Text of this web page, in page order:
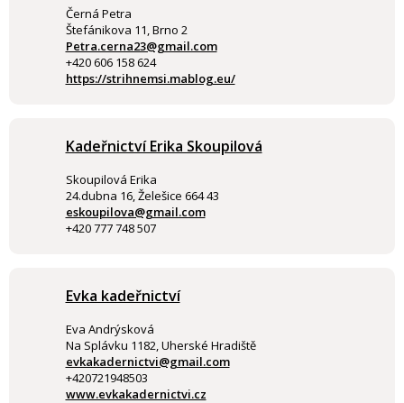
Černá Petra
Štefánikova 11, Brno 2
Petra.cerna23@gmail.com
+420 606 158 624
https://strihnemsi.mablog.eu/
Kadeřnictví Erika Skoupilová
Skoupilová Erika
24.dubna 16, Želešice 664 43
eskoupilova@gmail.com
+420 777 748 507
Evka kadeřnictví
Eva Andrýsková
Na Splávku 1182, Uherské Hradiště
evkakadernictvi@gmail.com
+420721948503
www.evkakadernictvi.cz